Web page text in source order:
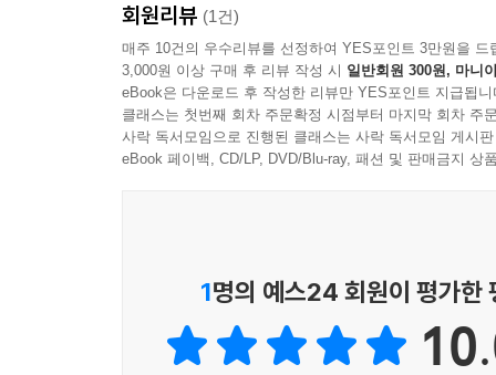
회원리뷰 (1건)
매주 10건의 우수리뷰를 선정하여 YES포인트 3만원을 드
3,000원 이상 구매 후 리뷰 작성 시 일반회원 300원, 마니
eBook은 다운로드 후 작성한 리뷰만 YES포인트 지급됩니
클래스는 첫번째 회차 주문확정 시점부터 마지막 회차 주
사락 독서모임으로 진행된 클래스는 사락 독서모임 게시
eBook 페이백, CD/LP, DVD/Blu-ray, 패션 및 판매금지 상
1명의 예스24 회원이 평가한